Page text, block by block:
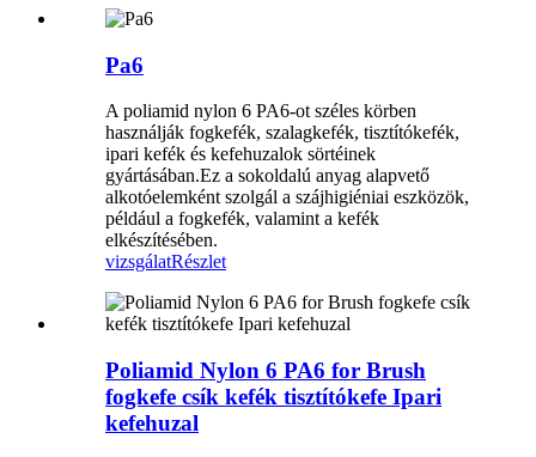
Pa6
A poliamid nylon 6 PA6-ot széles körben
használják fogkefék, szalagkefék, tisztítókefék,
ipari kefék és kefehuzalok sörtéinek
gyártásában.Ez a sokoldalú anyag alapvető
alkotóelemként szolgál a szájhigiéniai eszközök,
például a fogkefék, valamint a kefék
elkészítésében.
vizsgálatRészlet
Poliamid Nylon 6 PA6 for Brush
fogkefe csík kefék tisztítókefe Ipari
kefehuzal